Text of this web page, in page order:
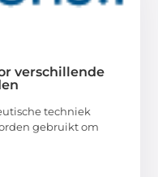
verschillende
techniek
gebruikt om